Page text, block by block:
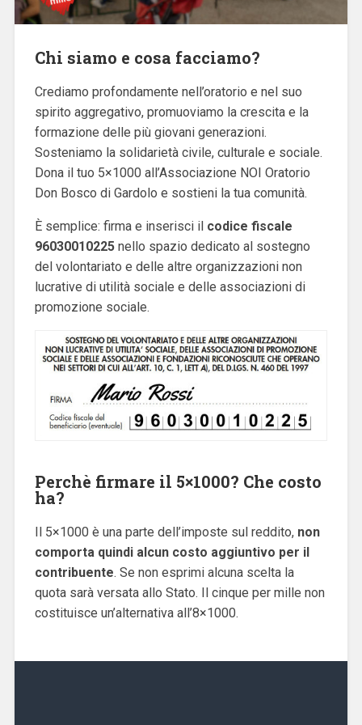
Chi siamo e cosa facciamo?
Crediamo profondamente nell’oratorio e nel suo
spirito aggregativo, promuoviamo la crescita e la
formazione delle più giovani generazioni.
Sosteniamo la solidarietà civile, culturale e sociale.
Dona il tuo 5×1000 all’Associazione NOI Oratorio
Don Bosco di Gardolo e sostieni la tua comunità.
È semplice: firma e inserisci il codice fiscale
96030010225nello spazio dedicato al sostegno
del volontariato e delle altre organizzazioni non
lucrative di utilità sociale e delle associazioni di
promozione sociale.
Perchè firmare il 5×1000? Che costo
ha?
Il 5×1000 è una parte dell’imposte sul reddito,non
comporta quindi alcun costo aggiuntivo per il
contribuente. Se non esprimi alcuna scelta la
quota sarà versata allo Stato. Il cinque per mille non
costituisce un’alternativa all’8×1000.